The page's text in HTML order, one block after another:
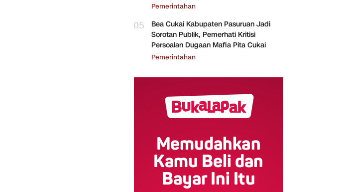
Pemerintahan
05
Bea Cukai Kabupaten Pasuruan Jadi
Sorotan Publik, Pemerhati Kritisi
Persoalan Dugaan Mafia Pita Cukai
Pemerintahan